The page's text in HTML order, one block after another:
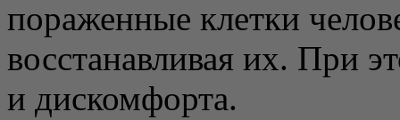
пораженные клетки
восстанавливая их. При
и дискомфорта.